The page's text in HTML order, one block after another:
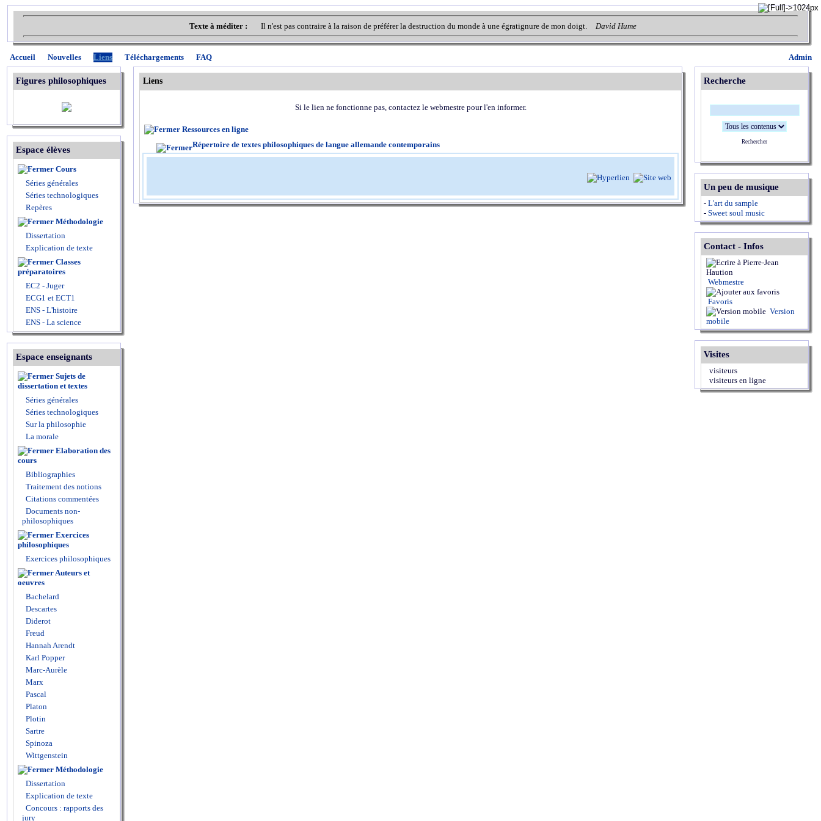
Texte à méditer : Il n'est pas contraire à la raison de préférer la destruction du monde à une égratignure de mon doigt. David Hume
Admin
Accueil Nouvelles Liens Téléchargements FAQ
Figures philosophiques
Espace élèves
Cours
Séries générales
Séries technologiques
Repères
Méthodologie
Dissertation
Explication de texte
Classes
préparatoires
EC2 - Juger
ECG1 et ECT1
ENS - L'histoire
ENS - La science
Espace enseignants
Sujets de
dissertation et textes
Séries générales
Séries technologiques
Sur la philosophie
La morale
Elaboration des
cours
Bibliographies
Traitement des notions
Citations commentées
Documents non-
philosophiques
Exercices
philosophiques
Exercices philosophiques
Auteurs et
oeuvres
Bachelard
Descartes
Diderot
Freud
Hannah Arendt
Karl Popper
Marc-Aurèle
Marx
Pascal
Platon
Plotin
Sartre
Spinoza
Wittgenstein
Méthodologie
Dissertation
Explication de texte
Concours : rapports des
jury
Liens
Si le lien ne fonctionne pas, contactez le webmestre pour l'en informer.
Ressources en ligne
Répertoire de textes philosophiques de langue allemande contemporains
Recherche
Rechercher
Un peu de musique
- L'art du sample
- Sweet soul music
Contact - Infos
Webmestre
Favoris
Version
mobile
Visites
visiteurs
visiteurs en ligne